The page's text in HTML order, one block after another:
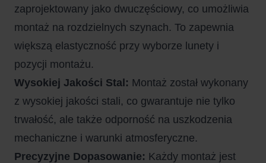
zaprojektowany jako dwuczęściowy, co umożliwia
montaż na rozdzielnych szynach. To zapewnia
większą elastyczność przy wyborze lunety i
pozycji montażu.
Wysokiej Jakości Stal: Montaż został wykonany
z wysokiej jakości stali, co gwarantuje nie tylko
trwałość, ale także odporność na uszkodzenia
mechaniczne i warunki atmosferyczne.
Precyzyjne Dopasowanie: Każdy montaż jest